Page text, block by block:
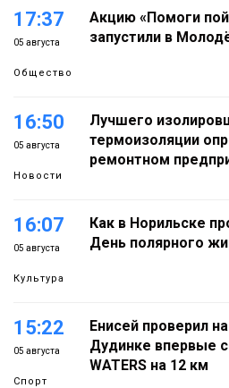
17:37
05 августа
Общество
Акцию «Помоги
запустили в
16:50
05 августа
Новости
Лучшего
термоизоляции
ремонтном
16:07
05 августа
Культура
Как в Норильске
День полярного
15:22
05 августа
Спорт
Енисей проверил
Дудинке впервые
WATERS на 12 км